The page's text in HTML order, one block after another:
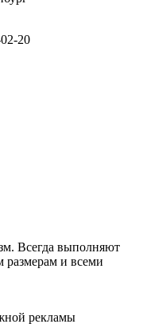
20
Всегда выполняют
размерам и всеми
рекламы